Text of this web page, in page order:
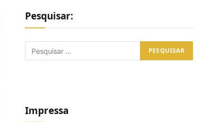
Pesquisar:
Impressa